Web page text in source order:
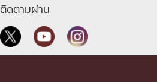
ติดตามผ่าน